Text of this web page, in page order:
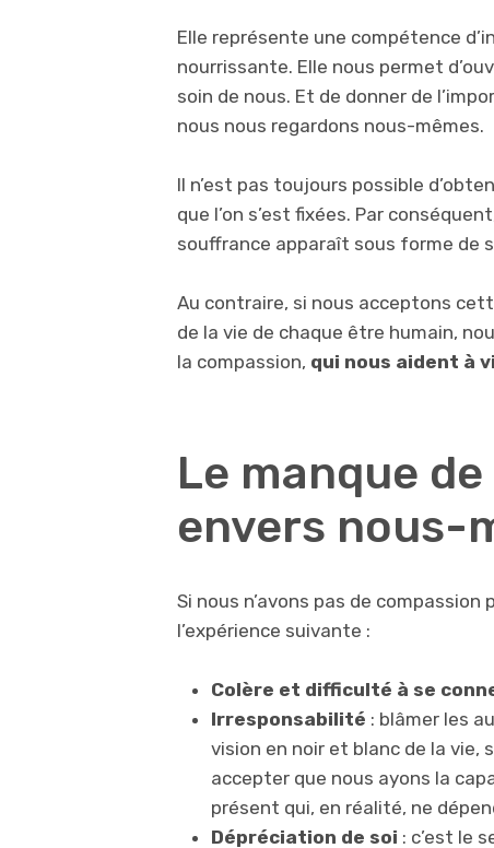
Elle représente une compétence
nourrissante. Elle nous permet
soin de nous. Et de donner de
nous nous regardons nous-mêmes.
Il n’est pas toujours possible
que l’on s’est fixées. Par
souffrance apparaît sous forme de
Au contraire, si nous acceptons
de la vie de chaque être humain,
la compassion, qui nous aident à
Le manque
envers nous-
Si nous n’avons pas de
l’expérience suivante :
Colère et difficulté à se
Irresponsabilité : blâmer les
vision en noir et blanc de la vie,
accepter que nous ayons la
présent qui, en réalité, ne
Dépréciation de soi : c’est le